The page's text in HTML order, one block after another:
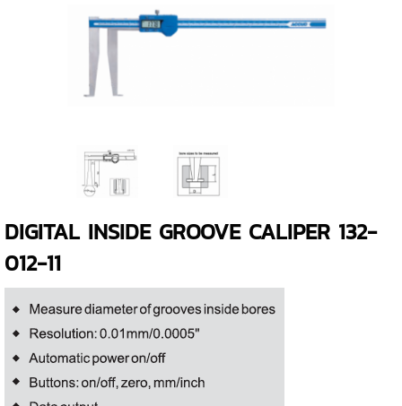
DIGITAL INSIDE GROOVE CALIPER 132-
012-11